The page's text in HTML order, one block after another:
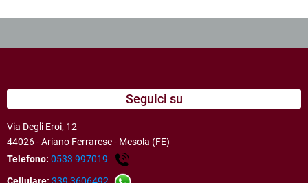
Seguici su
Via Degli Eroi, 12
44026 - Ariano Ferrarese - Mesola (FE)
Telefono: 0533 997019